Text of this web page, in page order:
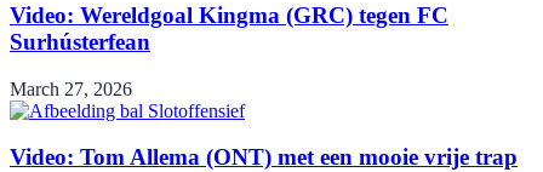
Video: Wereldgoal Kingma (GRC) tegen FC
Surhústerfean
March 27, 2026
Video: Tom Allema (ONT) met een mooie vrije trap